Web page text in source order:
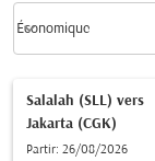
Classe cabine option
Économique
keyboard_arrow_down
Salalah (SLL) vers
Jakarta (CGK)
Partir: 26/08/2026